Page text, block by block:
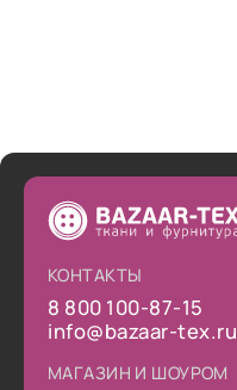
КОНТАКТЫ
8 800 100-87-15
info@bazaar-tex.ru
МАГАЗИН И ШОУРОМ